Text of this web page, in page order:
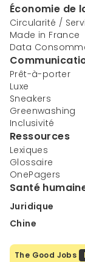
Économie de
Circularité /
Made in France
Data
Prêt-à-porter
Luxe
Sneakers
Greenwashing
Inclusivité
Ressources
Lexiques
Glossaire
OnePagers
Santé
Juridique
Chine
The Good Jobs